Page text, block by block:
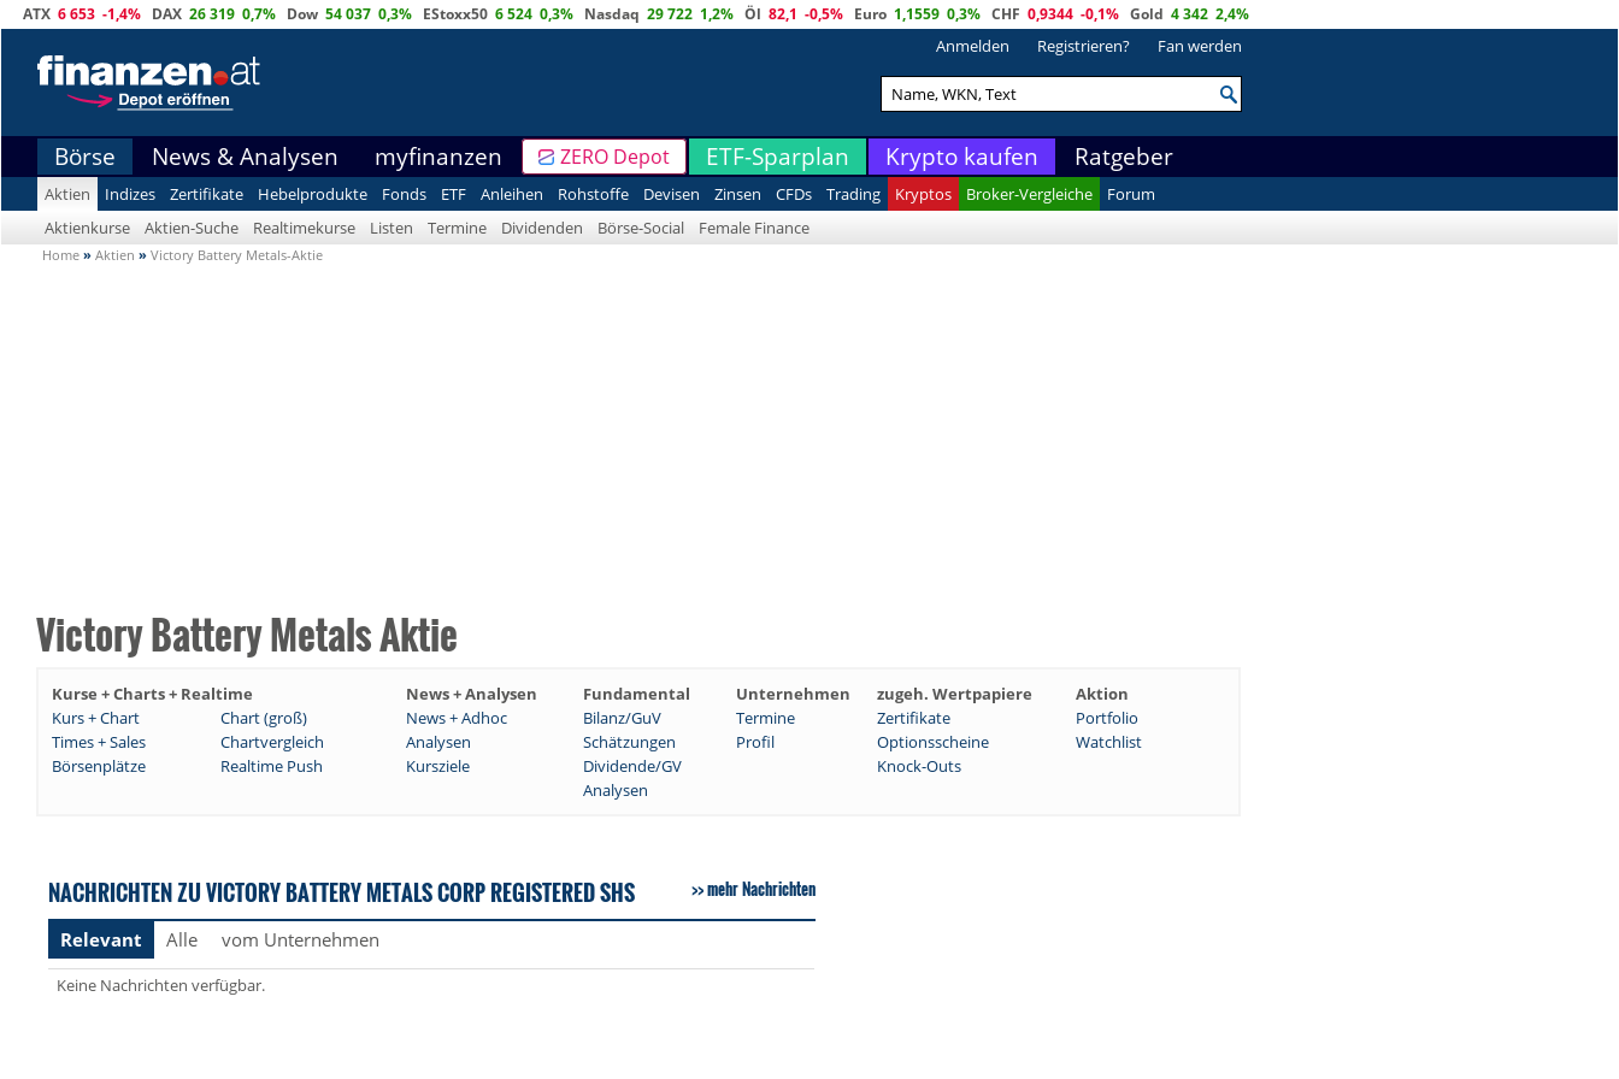
ATX 6 653 -1,4% DAX 26 319 0,7% Dow 54 037 0,3% EStoxx50 6 524 0,3% Nasdaq 29 722 1,2% Öl 82,1 -0,5% Euro 1,1559 0,3% CHF 0,9344 -0,1% Gold 4 342 2,4%
Anmelden Registrieren? Fan werden
Börse News & Analysen myfinanzen ZERO Depot ETF-Sparplan Krypto kaufen Ratgeber
Aktien Indizes Zertifikate Hebelprodukte Fonds ETF Anleihen Rohstoffe Devisen Zinsen CFDs Trading Kryptos Broker-Vergleiche
Forum
Aktienkurse
Aktien-Suche Realtimekurse Listen Termine Dividenden Börse-Social Female Finance
Home » Aktien » Victory Battery Metals-Aktie
Victory Battery Metals Aktie
Kurse + Charts + Realtime News + Analysen Fundamental Unternehmen zugeh. Wertpapiere
Aktion
Kurs + Chart
Chart (groß) News + Adhoc Bilanz/GuV Termine Zertifikate
Portfolio
Times + Sales
Chartvergleich Analysen Schätzungen Profil Optionsscheine
Watchlist
Börsenplätze
Realtime Push Kursziele Dividende/GV
Knock-Outs
Analysen
NACHRICHTEN ZU VICTORY BATTERY METALS CORP REGISTERED SHS mehr Nachrichten
Relevant Alle vom Unternehmen
Keine Nachrichten verfügbar.